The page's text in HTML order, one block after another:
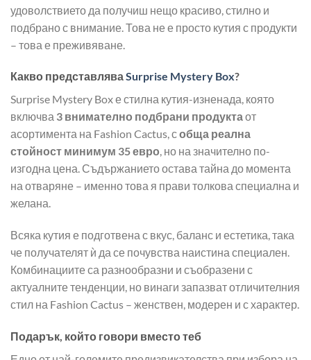
удоволствието да получиш нещо красиво, стилно и
подбрано с внимание. Това не е просто кутия с продукти
– това е преживяване.
Какво представляваSurprise Mystery Box?
Surprise Mystery Box е стилна кутия-изненада, която
включва 3 внимателно подбрани продуктаот
асортимента на Fashion Cactus, собща реална
стойност минимум 35 евро, но на значително по-
изгодна цена. Съдържанието остава тайна до момента
на отваряне – именно това я прави толкова специална и
желана.
Всяка кутия е подготвена с вкус, баланс и естетика, така
че получателят ѝ да се почувства наистина специален.
Комбинациите са разнообразни и съобразени с
актуалните тенденции, но винаги запазват отличителния
стил на Fashion Cactus – женствен, модерен и с характер.
Подарък, който говори вместо теб